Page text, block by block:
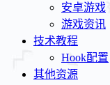
安卓游戏
游戏资讯
技术教程
Hook配置
其他资源